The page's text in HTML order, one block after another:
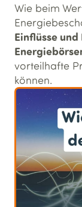
Wie beim
Einflüsse
vorteilhafte
können.